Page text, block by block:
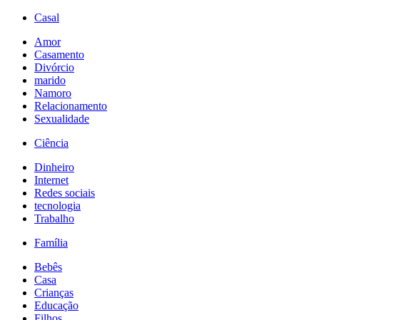
Casal
Amor
Casamento
Divórcio
marido
Namoro
Relacionamento
Sexualidade
Ciência
Dinheiro
Internet
Redes sociais
tecnologia
Trabalho
Família
Bebês
Casa
Crianças
Educação